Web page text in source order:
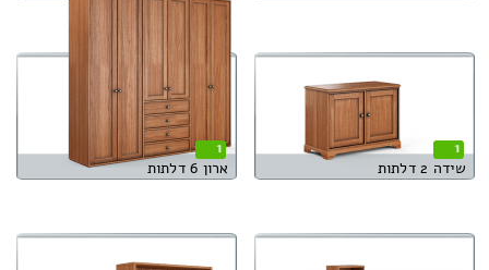
1
שידה 2 דלתות
1
ארון 6 דלתות